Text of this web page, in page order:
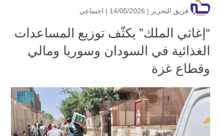
فريق التحرير | 14/05/2026 | اجتماعي
“إغاثي الملك” يكثّف توزيع المساعدات
الغذائية في السودان وسوريا ومالي
وقطاع غزة